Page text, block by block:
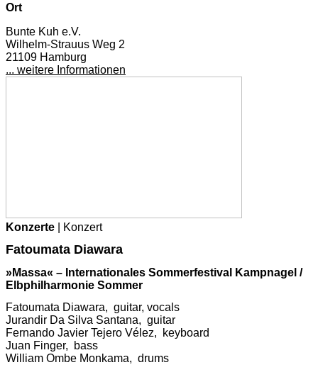
Ort
Bunte Kuh e.V.
Wilhelm-Strauus Weg 2
21109 Hamburg
... weitere Informationen
Konzerte | Konzert
Fatoumata Diawara
»Massa« – Internationales Sommerfestival Kampnagel /
Elbphilharmonie Sommer
Fatoumata Diawara, guitar, vocals
Jurandir Da Silva Santana, guitar
Fernando Javier Tejero Vélez, keyboard
Juan Finger, bass
William Ombe Monkama, drums